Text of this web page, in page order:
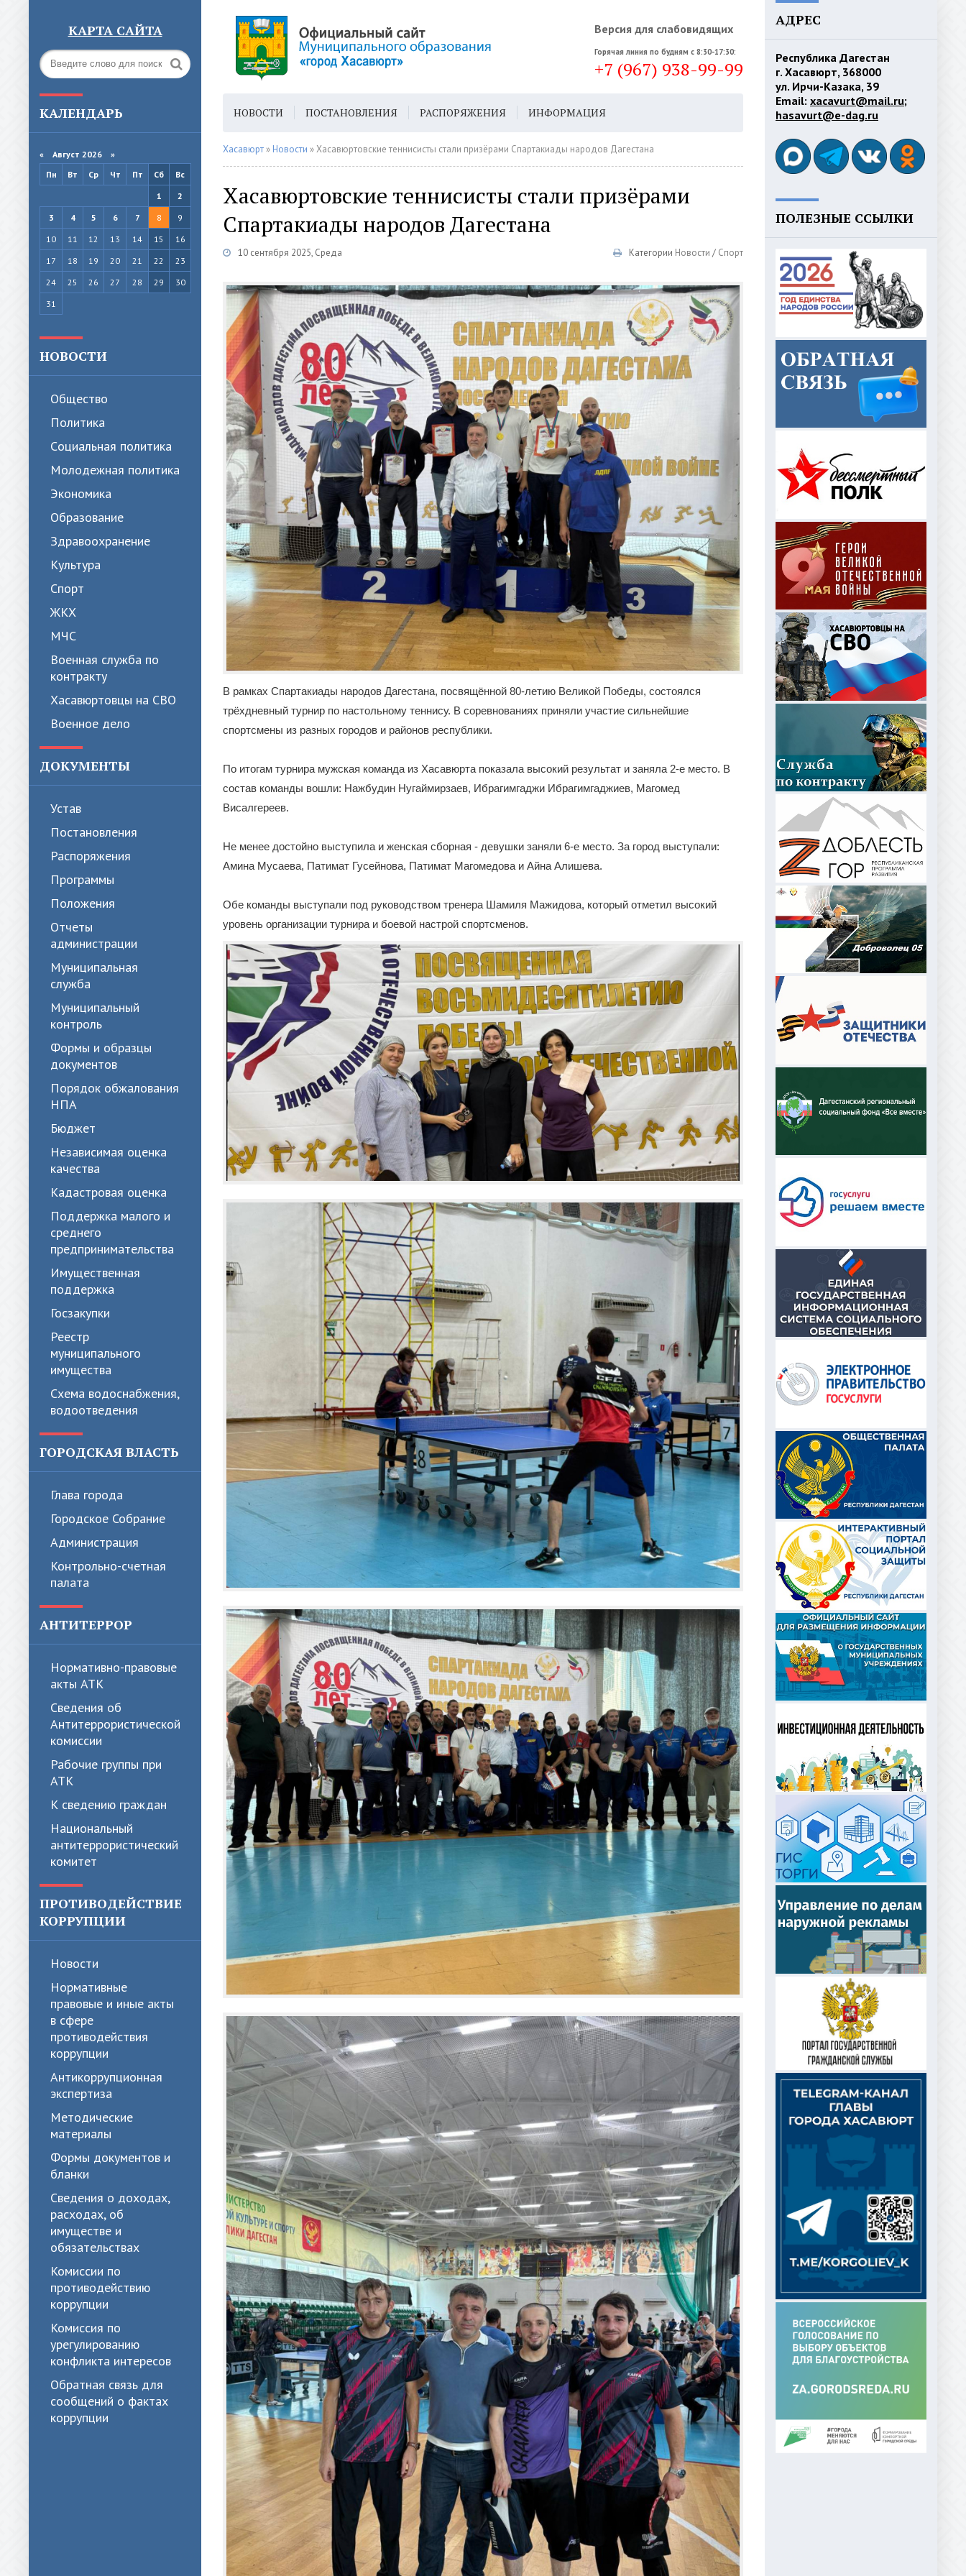
КАРТА САЙТА Версия для слабовидящих
Горячая линия по будням с 8:30-17:30:
+7 (967) 938-99-99
КАЛЕНДАРЬ
« Август 2026 »
Пн
Вт Ср Чт Пт Сб
Вс
1
2
3
4 5 6 7 8
9
10
11 12 13 14 15
16
17
18 19 20 21 22
23
24
25 26 27 28 29
30
31
НОВОСТИ
Общество
Политика
Cоциальная политика
Молодежная политика
Экономика
Образование
Здравоохранение
Культура
Спорт
ЖКХ
МЧС
Военная служба по
контракту
Хасавюртовцы на СВО
Военное дело
ДОКУМЕНТЫ
Устав
Постановления
Распоряжения
Программы
Положения
Отчеты
администрации
Муниципальная
служба
Муниципальный
контроль
Формы и образцы
документов
Порядок обжалования
НПА
Бюджет
Независимая оценка
качества
Кадастровая оценка
Поддержка малого и
среднего
предпринимательства
Имущественная
поддержка
Госзакупки
Реестр
муниципального
имущества
Схема водоснабжения,
водоотведения
ГОРОДСКАЯ ВЛАСТЬ
Глава города
Городское Собрание
Администрация
Контрольно-счетная
палата
АНТИТЕРРОР
Нормативно-правовые
акты АТК
Сведения об
Антитеррористической
комиссии
Рабочие группы при
АТК
К сведению граждан
Национальный
антитеррористический
комитет
ПРОТИВОДЕЙСТВИЕ
КОРРУПЦИИ
Новости
Нормативные
правовые и иные акты
в сфере
противодействия
коррупции
Антикоррупционная
экспертиза
Методические
материалы
Формы документов и
бланки
Сведения о доходах,
расходах, об
имуществе и
обязательствах
Комиссии по
противодействию
коррупции
Комиссия по
урегулированию
конфликта интересов
Обратная связь для
сообщений о фактах
коррупции
НОВОСТИ ПОСТАНОВЛЕНИЯ РАСПОРЯЖЕНИЯ ИНФОРМАЦИЯ
ГОРОДСКАЯ СРЕДА ГЕН. ПЛАН
Хасавюрт » Новости » Хасавюртовские теннисисты стали призёрами Спартакиады народов Дагестана
Хасавюртовские теннисисты стали призёрами
Спартакиады народов Дагестана
10 сентября 2025, Среда Категории Новости / Спорт
В рамках Спартакиады народов Дагестана, посвящённой 80-летию Великой Победы, состоялся
трёхдневный турнир по настольному теннису. В соревнованиях приняли участие сильнейшие
спортсмены из разных городов и районов республики.
По итогам турнира мужская команда из Хасавюрта показала высокий результат и заняла 2-е место. В
состав команды вошли: Нажбудин Нугаймирзаев, Ибрагимгаджи Ибрагимгаджиев, Магомед
Висалгереев.
Не менее достойно выступила и женская сборная - девушки заняли 6-е место. За город выступали:
Амина Мусаева, Патимат Гусейнова, Патимат Магомедова и Айна Алишева.
Обе команды выступали под руководством тренера Шамиля Мажидова, который отметил высокий
уровень организации турнира и боевой настрой спортсменов.
АДРЕС
Республика Дагестан
г. Хасавюрт, 368000
ул. Ирчи-Казака, 39
Email: xacavurt@mail.ru;
hasavurt@e-dag.ru
ПОЛЕЗНЫЕ ССЫЛКИ